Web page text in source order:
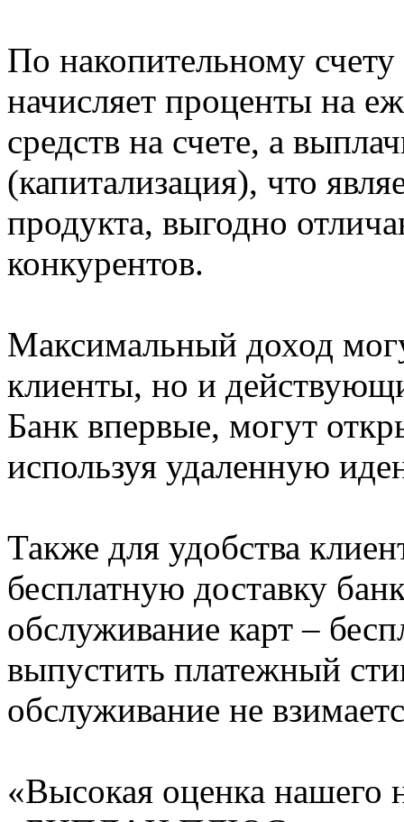
По накопительному
начисляет проценты на
средств на счете, а
(капитализация), что
продукта, выгодно
конкурентов.
Максимальный доход
клиенты, но и
Банк впервые, могут
используя удаленную
Также для удобства
бесплатную доставку
обслуживание карт –
выпустить платежный
обслуживание не
«Высокая оценка нашего